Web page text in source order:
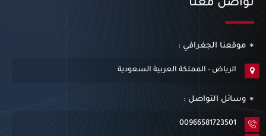
تواصل معنا
موقعنا الجغرافي :
الرياض - المملكة العربية السعودية
وسائل التواصل :
00966581723501